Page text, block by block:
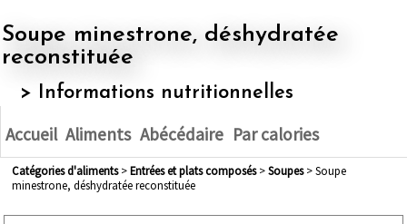
Soupe minestrone, déshydratée
reconstituée
> Informations nutritionnelles
Accueil Aliments Abécédaire Par calories
Catégories d'aliments> entrées et plats composés> soupes> Soupe
minestrone, déshydratée reconstituée